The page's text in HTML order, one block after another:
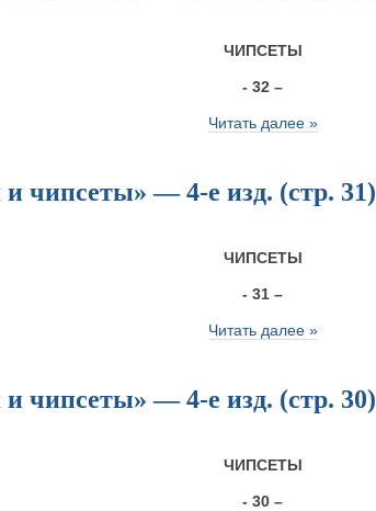
ЧИПСЕТЫ
- 32 –
Читать далее »
чипсеты» — 4-е изд. (стр. 31)
ЧИПСЕТЫ
- 31 –
Читать далее »
чипсеты» — 4-е изд. (стр. 30)
ЧИПСЕТЫ
- 30 –